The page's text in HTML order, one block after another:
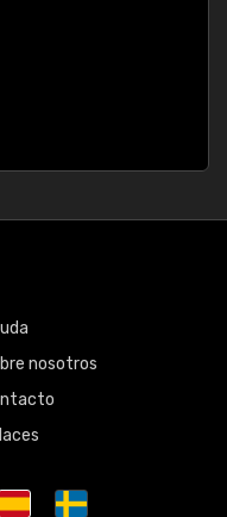
nosotros